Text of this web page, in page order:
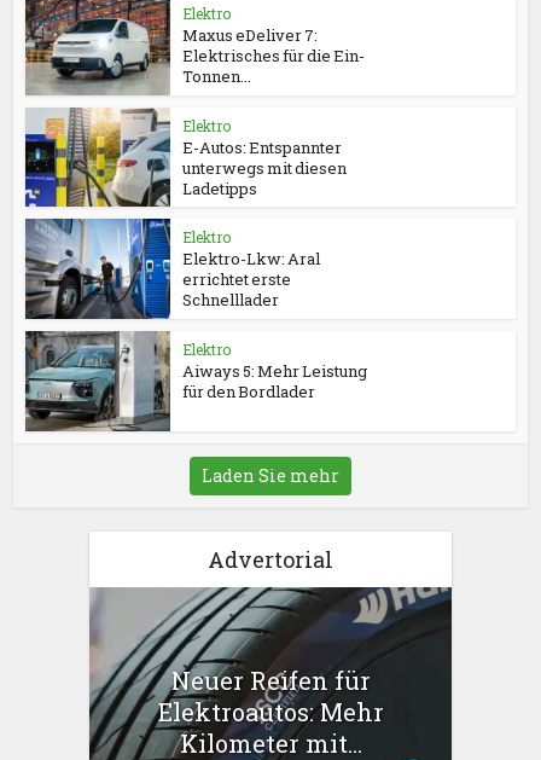
Elektro
Maxus eDeliver 7:
Elektrisches für die Ein-
Tonnen...
Elektro
E-Autos: Entspannter
unterwegs mit diesen
Ladetipps
Elektro
Elektro-Lkw: Aral
errichtet erste
Schnelllader
Elektro
Aiways 5: Mehr Leistung
für den Bordlader
Laden Sie mehr
Advertorial
Neuer Reifen für
Elektroautos: Mehr
Kilometer mit...